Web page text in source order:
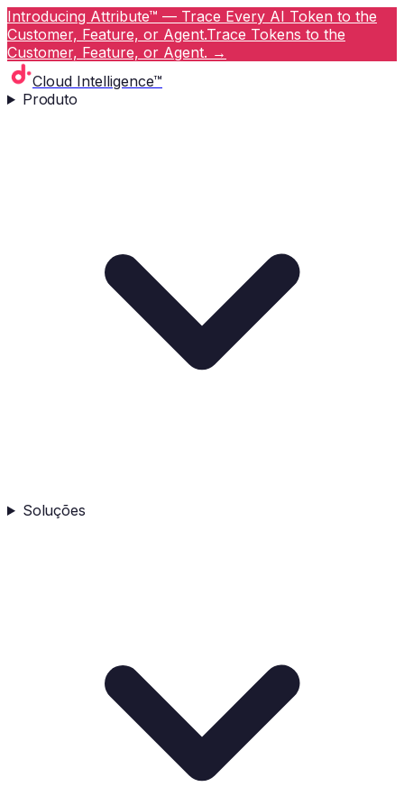
Introducing Attribute™ — Trace Every AI Token to the
Customer, Feature, or Agent.Trace Tokens to the
Customer, Feature, or Agent. →
Cloud Intelligence™
Produto
Soluções